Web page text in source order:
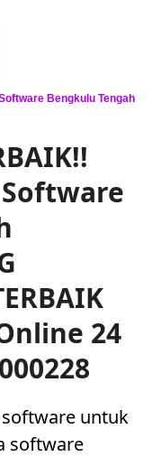
Bengkulu Tengah
24
untuk
software